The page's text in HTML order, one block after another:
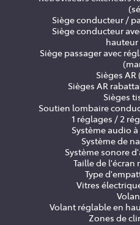
Siège conducteur
Siège passager avec
Sièges
Sièges AR
Sièges
Soutien lombaire
1 réglages / 2
Système audio
Système de
Système sonore
Taille de l'écran
Type
Vitres
Volant réglable en
Zones de